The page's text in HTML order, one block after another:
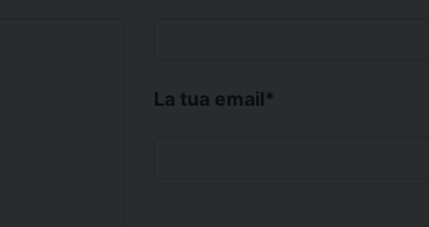
La tua email*